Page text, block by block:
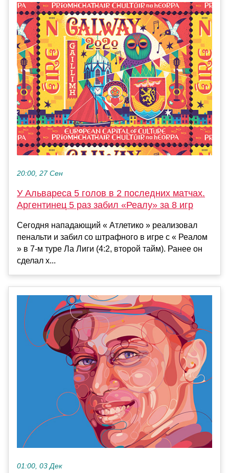
20:00, 27 Сен
У Альвареса 5 голов в 2 последних матчах.
Аргентинец 5 раз забил «Реалу» за 8 игр
Сегодня нападающий « Атлетико » реализовал
пенальти и забил со штрафного в игре с « Реалом
» в 7-м туре Ла Лиги (4:2, второй тайм). Ранее он
сделал х...
01:00, 03 Дек